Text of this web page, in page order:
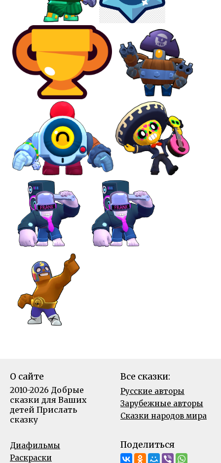
О сайте
2010-2026 Добрые
сказки для Ваших
детей Прислать
сказку
Все сказки:
Русские авторы
Зарубежные авторы
Сказки народов мира
Диафильмы
Раскраски
Поделиться